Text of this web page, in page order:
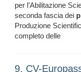
per l’Abilitazione
seconda fascia dei
Produzione
completo delle
9. CV-